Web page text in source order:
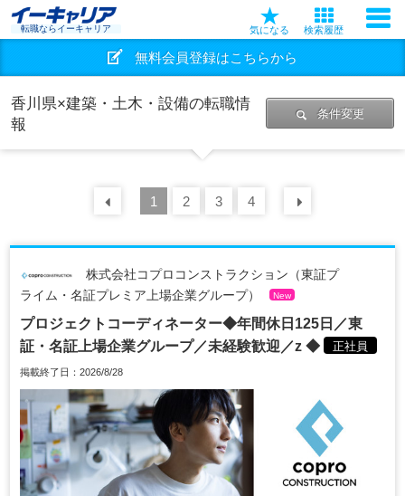
転職ならイーキャリア 気になる 検索履歴
無料会員登録はこちらから
香川県×建築・土木・設備の転職情
報
条件変更
前の 30
1 2 3 4
株式会社コプロコンストラクション（東証プ
ライム・名証プレミア上場企業グループ）
New
プロジェクトコーディネーター◆年間休日125日／東
証・名証上場企業グループ／未経験歓迎／z ◆
正社員
掲載終了日：2026/8/28